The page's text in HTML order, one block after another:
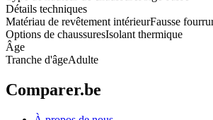
Détails techniques
Matériau de revêtement intérieurFausse
Options de chaussuresIsolant thermique
Âge
Tranche d'âgeAdulte
Comparer.be